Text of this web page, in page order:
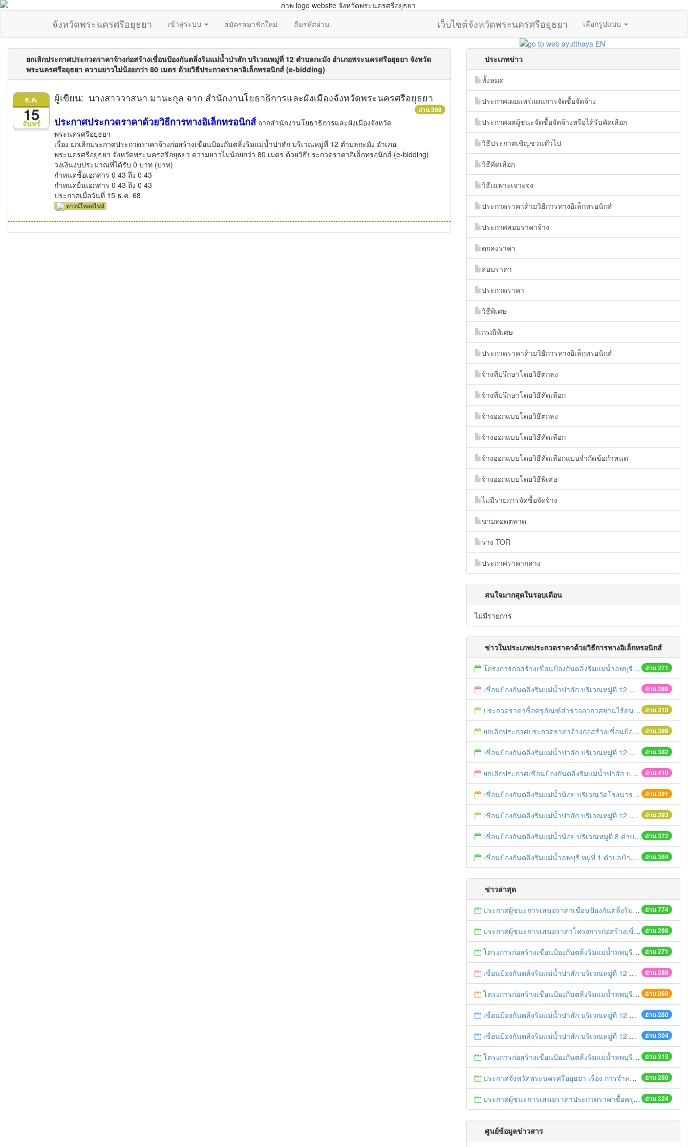
จังหวัดพระนครศรีอยุธยา เข้าสู่ระบบ สมัครสมาชิกใหม่ ลืมรหัสผ่าน เว็บไซต์จังหวัดพระนครศรีอยุธยา เลือกรูปแบบ
ยกเลิกประกาศประกวดราคาจ้างก่อสร้างเขื่อนป้องกันตลิ่งริมแม่น้ำป่าสัก บริเวณหมู่ที่ 12 ตำบลกะมัง อำเภอพระนครศรีอยุธยา จังหวัด
พระนครศรีอยุธยา ความยาวไม่น้อยกว่า 80 เมตร ด้วยวิธีประกวดราคาอิเล็กทรอนิกส์ (e-bidding)
จันทร์
ธ.ค.
15
ผู้เขียน: นางสาววาสนา มานะกุล จาก สำนักงานโยธาธิการและผังเมืองจังหวัดพระนครศรีอยุธยา
อ่าน 399
ประกาศประกวดราคาด้วยวิธีการทางอิเล็กทรอนิกส์จากสำนักงานโยธาธิการและผังเมืองจังหวัด
พระนครศรีอยุธยา
เรื่อง ยกเลิกประกาศประกวดราคาจ้างก่อสร้างเขื่อนป้องกันตลิ่งริมแม่น้ำป่าสัก บริเวณหมู่ที่ 12 ตำบลกะมัง อำเภอ
พระนครศรีอยุธยา จังหวัดพระนครศรีอยุธยา ความยาวไม่น้อยกว่า 80 เมตร ด้วยวิธีประกวดราคาอิเล็กทรอนิกส์ (e-bidding)
วงเงินงบประมาณที่ได้รับ 0 บาท (บาท)
กำหนดซื้อเอกสาร 0 43 ถึง 0 43
กำหนดยื่นเอกสาร 0 43 ถึง 0 43
ประกาศเมื่อวันที่ 15 ธ.ค. 68
ดาวน์โหลดไฟล์
ประเภทข่าว
ทั้งหมด
ประกาศเผยแพร่แผนการจัดซื้อจัดจ้าง
ประกาศผลผู้ชนะจัดซื้อจัดจ้างหรือได้รับคัดเลือก
วิธีประกาศเชิญชวนทั่วไป
วิธีคัดเลือก
วิธีเฉพาะเจาะจง
ประกวดราคาด้วยวิธีการทางอิเล็กทรอนิกส์
ประกาศสอบราคาจ้าง
ตกลงราคา
สอบราคา
ประกวดราคา
วิธีพิเศษ
กรณีพิเศษ
ประกวดราคาด้วยวิธีการทางอิเล็กทรอนิกส์
จ้างที่ปรึกษาโดยวิธีตกลง
จ้างที่ปรึกษาโดยวิธีคัดเลือก
จ้างออกแบบโดยวิธีตกลง
จ้างออกแบบโดยวิธีคัดเลือก
จ้างออกแบบโดยวิธีคัดเลือกแบบจำกัดข้อกำหนด
จ้างออกแบบโดยวิธีพิเศษ
ไม่มีรายการจัดซื้อจัดจ้าง
ขายทอดตลาด
ร่าง TOR
ประกาศราคากลาง
สนใจมากสุดในรอบเดือน
ไม่มีรายการ
ข่าวในประเภทประกวดราคาด้วยวิธีการทางอิเล็กทรอนิกส์
อ่าน 271
โครงการก่อสร้างเขื่อนป้องกันตลิ่งริมแม่น้ำลพบุรี หมู่ที่ 4 ตำบลบ้านใหม่ อำเภอบ่้านแพรก จังหวัดพระนครศรีอยุธยา ความยาวไม่น้อยกว่า 280 เมตร ด้วยวิธีประกวดราคาอิเล็กทรอนิกส์ (e-bidding)
อ่าน 288
เขื่อนป้องกันตลิ่งริมแม่น้ำป่าสัก บริเวณหมู่ที่ 12 ตำบลกะมัง อำเภอพระนครศรีอยุธยา จังหวัดพระนครศรีอยุธยา ความยาวไม่น้อยกว่า 80 เมตร ด้วยวิธีประกวดราคาอิเล็กทรอนิกส์ (e-bidding)
อ่าน 310
ประกวดราคาซื้อครุภัณฑ์สำรวจอากาศยานไร้คนขับพร้อมโปรแกรมประมวลผลเพื่อจัดทำแผนที่ภาพถ่ายทางอากาศ จำนวน 1 ชุด ด้วยวิธีประกวดราคาอิเล็กทรอนิกส์ (e-bidding)
อ่าน 399
ยกเลิกประกาศประกวดราคาจ้างก่อสร้างเขื่อนป้องกันตลิ่งริมแม่น้ำป่าสัก บริเวณหมู่ที่ 12 ตำบลกะมัง อำเภอพระนครศรีอยุธยา จังหวัดพระนครศรีอยุธยา ความยาวไม่น้อยกว่า 80 เมตร ด้วยวิธีประกวดราคาอิเล็กทรอนิกส์ (e-bidding)
อ่าน 382
เขื่อนป้องกันตลิ่งริมแม่น้ำป่าสัก บริเวณหมู่ที่ 12 ตำบลกะมัง อำเภอพระนครศรีอยุธยา จังหวัดพระนครศรีอยุธยา ความยาวไม่น้อยกว่า 80 เมตร ด้วยวิธีประกวดราคาอิเล็กทรอนิกส์ (e-bidding)
อ่าน 410
ยกเลิกประกาศเขือนป้องกันตลิ่งริมแม่น้ำป่าสัก บริเวณหมู่ที่ 12 ตำบลกะมัง อำเภอพระนครศรีอยุธยา จังหวัดพระนครศรีอยุธยา ความยาวไม่น้อยกว่า 80 เมตร ด้วยวิธีประกวดราคาอิเล็กทรอนิกส์ (e-bidding)
อ่าน 391
เขื่อนป้องกันตลิ่งริมแม่น้ำน้อย บริเวณวัดโรงนาราชศรัทธาธรรม ตำบลน้ำเต้า อำเภอบางบาล จังหวัดพระนครศรีอยุธยา ความยาวไม่น้อยกว่า 100 เมตร ด้วยวิธีประกวดราคาอิเล็กทรอนิกส์ (e-bidding)
อ่าน 393
เขือนป้องกันตลิ่งริมแม่น้ำป่าสัก บริเวณหมู่ที่ 12 ตำบลกะมัง อำเภอพระนครศรีอยุธยา จังหวัดพระนครศรีอยุธยา ความยาวไม่น้อยกว่า 80 เมตร ด้วยวิธีประกวดราคาอิเล็กทรอนิกส์ (e-bidding)
อ่าน 372
เขื่อนป้องกันตลิ่งริมแม่น้ำน้อย บริเวณหมูที่ 8 ตำบลน้ำเต้า อำเภอบางบาล จังหวัดพระนครศรีอยุธยา ความยาวไม่น้อยกว่า 200 เมตร ด้วยวิธีประกวดราคาอิเล็กทรอนิกส์ (e-bidding)
อ่าน 364
เขื่อนป้องกันตลิ่งริมแม่น้ำลพบุรี หมู่ที่ 1 ตำบลบ้านแพรก อำเภอบ้านแพรก จังหวัดพระนครศรีอยุธยา ความยาวไม่น้อยกว่า 81 เมตร ด้วยวิธีประกวดราคาอิเล็กทรอนิกส์ (e-bidding)
ข่าวล่าสุด
อ่าน 774
ประกาศผู้ชนะการเสนอราคาเขื่อนป้องกันตลิ่งริมแม่น้ำป่าสัก บริเวณหมู่ที่ 12 ตำบลกะมัง อำเภอพระนครศรีอยุธยา จังหวัดพระนครศรีอยุธยา ความยาวไม่น้อยกว่า 80 เมตร ด้วยวิธีประกวดราคาอิเล็กทรอนิกส์ (e-bidding)
อ่าน 298
ประกาศผู้ชนะการเสนอราคาโครงการก่อสร้างเขื่อนป้องกันตลิ่งริมแม่น้ำลพบุรี หมู่ที่ 4 ตำบลบ้านใหม่ อำเภอบ่้านแพรก จังหวัดพระนครศรีอยุธยา ความยาวไม่น้อยกว่า 280 เมตร ด้วยวิธีประกวดราคาอิเล็กทรอนิกส์ (e-bidding)
อ่าน 271
โครงการก่อสร้างเขื่อนป้องกันตลิ่งริมแม่น้ำลพบุรี หมู่ที่ 4 ตำบลบ้านใหม่ อำเภอบ่้านแพรก จังหวัดพระนครศรีอยุธยา ความยาวไม่น้อยกว่า 280 เมตร ด้วยวิธีประกวดราคาอิเล็กทรอนิกส์ (e-bidding)
อ่าน 288
เขื่อนป้องกันตลิ่งริมแม่น้ำป่าสัก บริเวณหมู่ที่ 12 ตำบลกะมัง อำเภอพระนครศรีอยุธยา จังหวัดพระนครศรีอยุธยา ความยาวไม่น้อยกว่า 80 เมตร ด้วยวิธีประกวดราคาอิเล็กทรอนิกส์ (e-bidding)
อ่าน 269
โครงการก่อสร้างเขื่อนป้องกันตลิ่งริมแม่น้ำลพบุรี หมู่ที่ 4 ตำบลบ้านใหม่ อำเภอบ่้านแพรก จังหวัดพระนครศรีอยุธยา ความยาวไม่น้อยกว่า 280 เมตร ด้วยวิธีประกวดราคาอิเล็กทรอนิกส์ (e-bidding)
อ่าน 280
เขื่อนป้องกันตลิ่งริมแม่น้ำป่าสัก บริเวณหมู่ที่ 12 ตำบลกะมัง อำเภอพระนครศรีอยุธยา จังหวัดพระนครศรีอยุธยา ความยาวไม่น้อยกว่า 80 เมตร ด้วยวิธีประกวดราคาอิเล็กทรอนิกส์ (e-bidding)
อ่าน 304
เขื่อนป้องกันตลิ่งริมแม่น้ำป่าสัก บริเวณหมู่ที่ 12 ตำบลกะมัง อำเภอพระนครศรีอยุธยา จังหวัดพระนครศรีอยุธยา ความยาวไม่น้อยกว่า 80 เมตร
อ่าน 313
โครงการก่อสร้างเขื่อนป้องกันตลิ่งริมแม่น้ำลพบุรี หมู่ที่ 4 ตำบลบ้านใหม่ อำเภอบ่้านแพรก จังหวัดพระนครศรีอยุธยา ความยาวไม่น้อยกว่า 280 เมตร
อ่าน 289
ประกาศจังหวัดพระนครศรีอยุธยา เรื่อง การจำหน่ายพัสดุชำรุด ของสำนักงานที่ดินจังหวัดพระนครศรีอยุธยา ประจำปีงบประมาณ พ.ศ.2568
อ่าน 324
ประกาศผู้ชนะการเสนอราคาประกวดราคาซื้อครุภัณฑ์สำรวจอากาศยานไร้คนขับพร้อมโปรแกรมประมวลผลเพื่อจัดทำแผนที่ภาพถ่ายทางอากาศ จำนวน 1 ชุด ด้วยวิธีประกวดราคาอิเล็กทรอนิกส์ (e-bidding)
ศูนย์ข้อมูลข่าวสาร